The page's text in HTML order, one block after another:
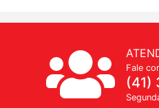
Fale
(41)